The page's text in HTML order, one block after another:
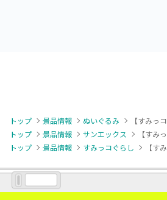
トップ 景品情報 ぬいぐるみ
トップ
景品情報 サンエックス
トップ
景品情報 すみっコぐらし